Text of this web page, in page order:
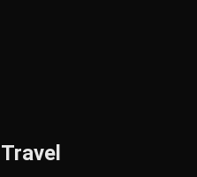
Travel